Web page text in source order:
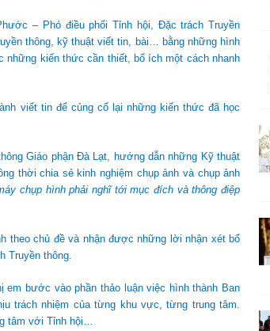
– Phó điều phối Tỉnh hội, Đặc trách Truyền
thông, kỹ thuật viết tin, bài… bằng những hình
kiến thức cần thiết, bổ ích một cách nhanh
viết tin để củng cố lại những kiến thức đã học
Giáo phận Đà Lạt, hướng dẫn những Kỹ thuật
thời chia sẻ kinh nghiệm chụp ảnh và chụp ảnh
chụp hình phải nghĩ tới mục đích và thông điệp
theo chủ đề và nhận được những lời nhận xét bổ
Truyền thông.
bước vào phần thảo luận việc hình thành Ban
trách nhiệm của từng khu vực, từng trung tâm.
tâm với Tỉnh hội…